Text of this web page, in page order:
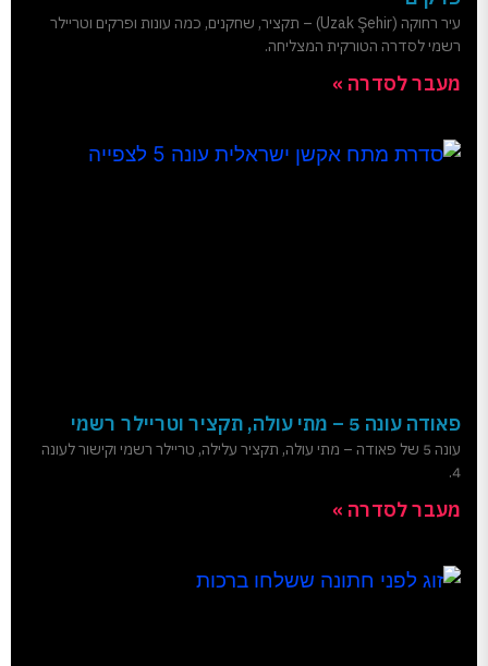
עיר רחוקה (Uzak Şehir) – תקציר, שחקנים, כמה עונות ופרקים וטריילר
רשמי לסדרה הטורקית המצליחה.
מעבר לסדרה »
פאודה עונה 5 – מתי עולה, תקציר וטריילר רשמי
עונה 5 של פאודה – מתי עולה, תקציר עלילה, טריילר רשמי וקישור לעונה
4.
מעבר לסדרה »